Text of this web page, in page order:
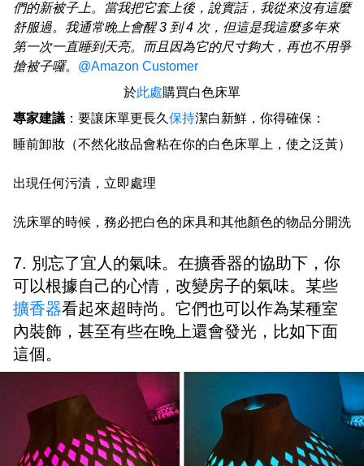
們的新被子上。當我把它套上後，說實話，我從來沒有這麼
舒服過。我通常晚上會醒 3 到 4 次，但這是我這麼多年來
第一次一直睡到天亮。而且因為它的尺寸夠大，再也不用爭
搶被子囉。 @Amazon Customer
於此處購買白色床單
專家建議 ：要讓床單更長久保持潔白新鮮，你得確保：
睡前卸妝（不然化妝品會粘在你的白色床單上，使之泛黃）
出現任何污漬，立即處理
洗床單的時候，務必把白色的床具和其他顏色的物品分開洗
7. 別忘了宜人的氣味。在擴香器的協助下，你
可以根據自己的心情，改變房子的氣味。某些
擴香器看起來超時尚。它們也可以作為某種室
內裝飾，甚至有些在晚上還會發光，比如下面
這個。